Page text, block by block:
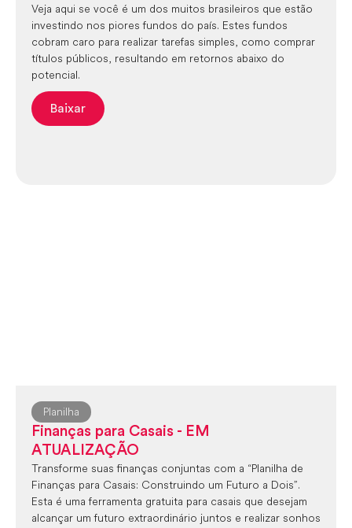
Veja aqui se você é um dos muitos brasileiros que estão
investindo nos piores fundos do país. Estes fundos
cobram caro para realizar tarefas simples, como comprar
títulos públicos, resultando em retornos abaixo do
potencial.
Baixar
Planilha
Finanças para Casais - EM
ATUALIZAÇÃO
Transforme suas finanças conjuntas com a “Planilha de
Finanças para Casais: Construindo um Futuro a Dois”.
Esta é uma ferramenta gratuita para casais que desejam
alcançar um futuro extraordinário juntos e realizar sonhos